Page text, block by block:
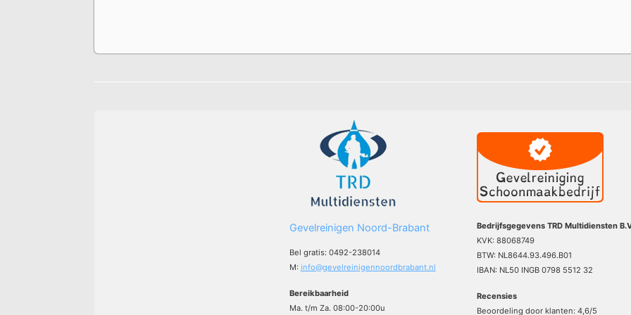
Gevelreinigen Noord-Brabant
Bel gratis: 0492-238014
M: info@gevelreinigennoordbrabant.nl
Bereikbaarheid
Ma. t/m Za. 08:00-20:00u
Bedrijfsgegevens TRD Multidiensten
KVK: 88068749
BTW: NL8644.93.496.B01
IBAN: NL50 INGB 0798 5512 32
Recensies
Beoordeling door klanten: 4,6/5